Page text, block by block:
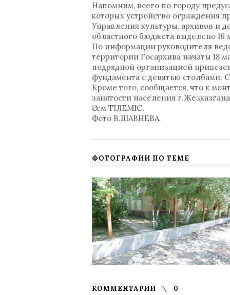
Напомним, всего по городу
которых устройство ограждения
Управления культуры, архивов и
областного бюджета выделено 16
По информации руководителя
территории Госархива начаты 18
подрядной организацией
фундамента с девятью столбами.
Кроме того, сообщается, что к
занятости населения
Әсем ТІЛЕМІС.
Фото В.ШАВНЕВА.
ФОТОГРАФИИ ПО ТЕМЕ
КОММЕНТАРИИ 0